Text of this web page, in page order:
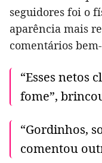
seguidores foi o
aparência mais
comentários
“Esses netos
fome”,
“Gordinhos,
comentou